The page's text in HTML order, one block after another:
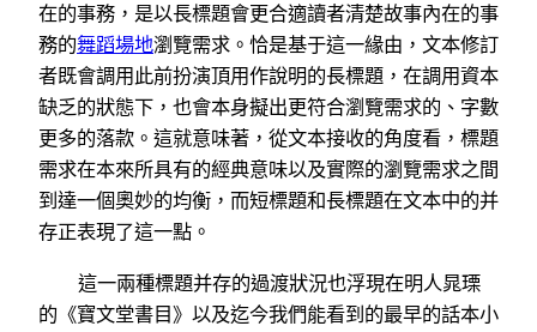
在的事務，是以長標題會更合適讀者清楚故事內在的事
務的舞蹈場地瀏覽需求。恰是基于這一緣由，文本修訂
者既會調用此前扮演頂用作說明的長標題，在調用資本
缺乏的狀態下，也會本身擬出更符合瀏覽需求的、字數
更多的落款。這就意味著，從文本接收的角度看，標題
需求在本來所具有的經典意味以及實際的瀏覽需求之間
到達一個奧妙的均衡，而短標題和長標題在文本中的并
存正表現了這一點。
這一兩種標題并存的過渡狀況也浮現在明人晁瑮
的《寶文堂書目》以及迄今我們能看到的最早的話本小